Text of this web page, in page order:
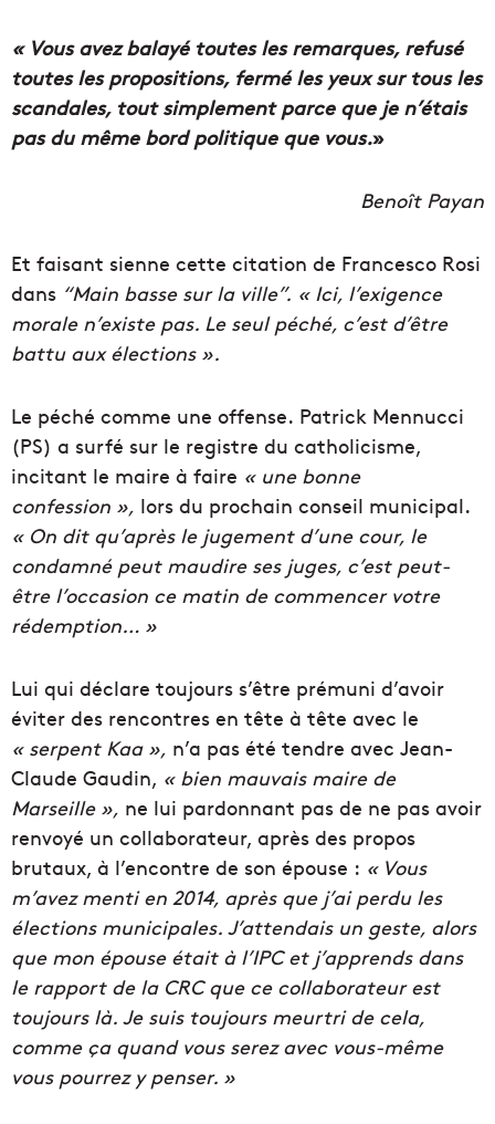
« Vous avez balayé toutes les remarques, refusé
toutes les propositions, fermé les yeux sur tous les
scandales, tout simplement parce que je n’étais
pas du même bord politique que vous.»
Benoît Payan
Et faisant sienne cette citation de Francesco Rosi
dans “Main basse sur la ville”. « Ici, l’exigence
morale n’existe pas. Le seul péché, c’est d’être
battu aux élections ».
Le péché comme une offense. Patrick Mennucci
(PS) a surfé sur le registre du catholicisme,
incitant le maire à faire « une bonne
confession », lors du prochain conseil municipal.
« On dit qu’après le jugement d’une cour, le
condamné peut maudire ses juges, c’est peut-
être l’occasion ce matin de commencer votre
rédemption… »
Lui qui déclare toujours s’être prémuni d’avoir
éviter des rencontres en tête à tête avec le
« serpent Kaa », n’a pas été tendre avec Jean-
Claude Gaudin, « bien mauvais maire de
Marseille », ne lui pardonnant pas de ne pas avoir
renvoyé un collaborateur, après des propos
brutaux, à l’encontre de son épouse : « Vous
m’avez menti en 2014, après que j’ai perdu les
élections municipales. J’attendais un geste, alors
que mon épouse était à l’IPC et j’apprends dans
le rapport de la CRC que ce collaborateur est
toujours là. Je suis toujoursmeurtri de cela,
comme ça quand vous serez avec vous-même
vous pourrez y penser. »